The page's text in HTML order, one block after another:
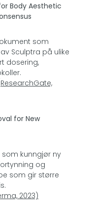
Body Aesthetic
som
Sculptra på ulike
dosering,
for New
kunngjør ny
og
som gir større
2023)